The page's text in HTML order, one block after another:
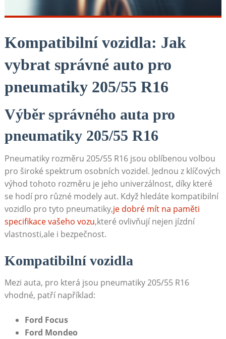
Kompatibilní vozidla: Jak
vybrat správné auto pro
pneumatiky 205/55 R16
Výběr správného auta pro
pneumatiky 205/55 R16
Pneumatiky rozměru 205/55 R16 jsou oblíbenou ‍volbou
pro široké spektrum osobních vozidel. Jednou​ z ⁤klíčových
výhod tohoto rozměru‍ je jeho univerzálnost, díky které‌
se hodí pro různé modely aut. Když⁣ hledáte ​kompatibilní
vozidlo pro tyto pneumatiky,je dobré mít na paměti
specifikace vašeho vozu,které ovlivňují nejen ⁤jízdní
vlastnosti,ale i bezpečnost.
Kompatibilní vozidla
Mezi auta, pro která jsou pneumatiky 205/55 R16
vhodné, patří například:
Ford Focus
Ford Mondeo